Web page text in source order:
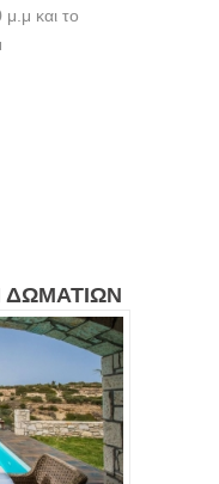
μ.μ και το
ΔΩΜΑΤΙΩΝ